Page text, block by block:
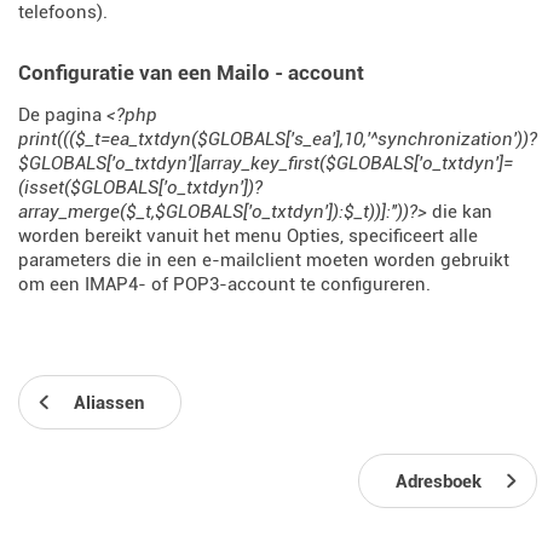
telefoons).
Configuratie van een Mailo - account
De pagina <?php
print((($_t=ea_txtdyn($GLOBALS['s_ea'],10,'^synchronization'))?
$GLOBALS['o_txtdyn'][array_key_first($GLOBALS['o_txtdyn']=
(isset($GLOBALS['o_txtdyn'])?
array_merge($_t,$GLOBALS['o_txtdyn']):$_t))]:''))?> die kan
worden bereikt vanuit het menu Opties, specificeert alle
parameters die in een e-mailclient moeten worden gebruikt
om een ​​IMAP4- of POP3-account te configureren.
Aliassen
Adresboek